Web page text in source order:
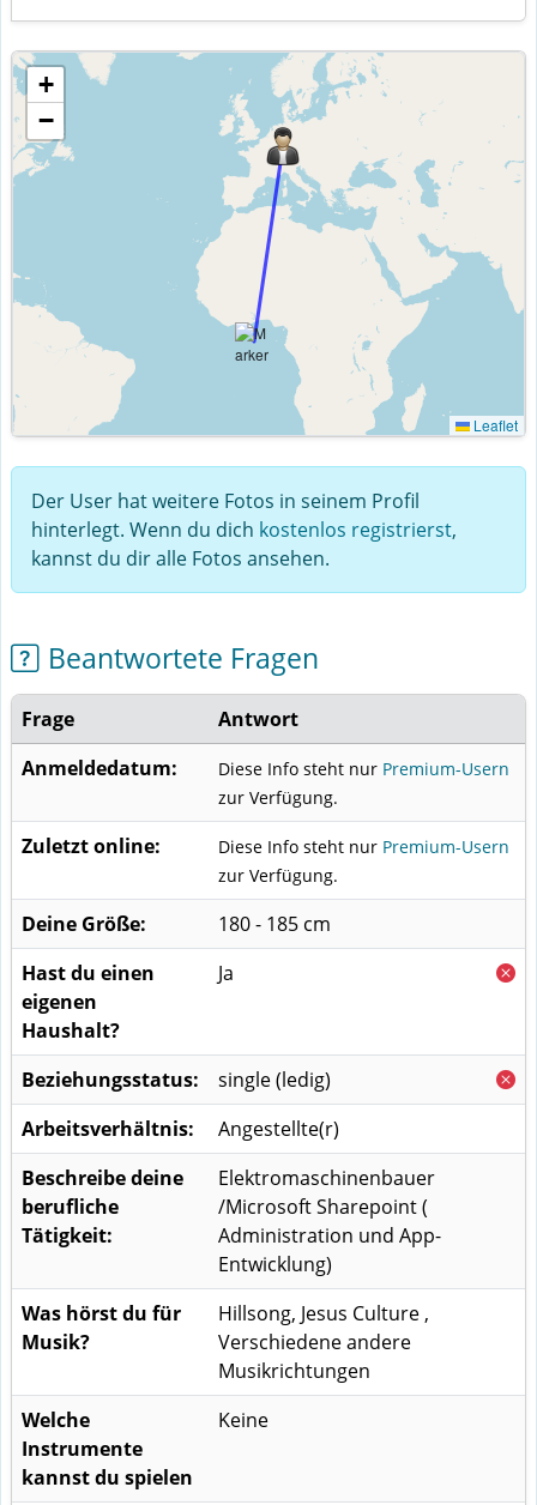
+
−
Leaflet
Der User hat weitere Fotos in seinem Profil
hinterlegt. Wenn du dich kostenlos registrierst,
kannst du dir alle Fotos ansehen.
Beantwortete Fragen
Frage
Antwort
Anmeldedatum:
Diese Info steht nur Premium-Usern
zur Verfügung.
Zuletzt online: Diese Info steht nur Premium-Usern
zur Verfügung.
Deine Größe:
180 - 185 cm
Hast du einen
eigenen
Haushalt?
Ja
Beziehungsstatus:
single (ledig)
Arbeitsverhältnis:
Angestellte(r)
Beschreibe deine
berufliche
Tätigkeit:
Elektromaschinenbauer
/Microsoft Sharepoint (
Administration und App-
Entwicklung)
Was hörst du für
Musik?
Hillsong, Jesus Culture ,
Verschiedene andere
Musikrichtungen
Welche
Instrumente
kannst du spielen
Keine